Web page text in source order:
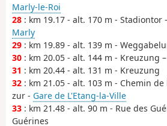
Marly-le-Roi
28 : km 19.17 - alt. 170 m - Stadiontor
Marly
29 : km 19.89 - alt. 139 m -
30 : km 20.05 - alt. 144 m - Kreuzung
31 : km 20.44 - alt. 131 m - Kreuzung
32 : km 21.05 - alt. 103 m - Chemin
zur - Gare de L'Etang-la-Ville
33 : km 21.48 - alt. 90 m - Rue des
Guérines